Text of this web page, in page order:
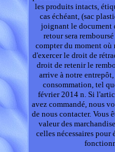
les produits intacts,
cas échéant, (sac
joignant le document
retour sera
compter du moment où
d'exercer le droit de
droit de retenir le
arrive à notre
consommation, tel
février 2014 n. Si
avez commandé, nous
de nous contacter. Vous
valeur des
celles nécessaires